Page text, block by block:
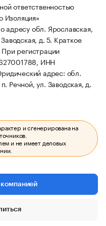
ответственностью
Изоляция»
адресу обл. Ярославская,
д. 5. Краткое
При регистрации
ИНН
адрес: обл.
Речной, ул. Заводская, д.
и сгенерирована на
и не имеет деловых
компанией